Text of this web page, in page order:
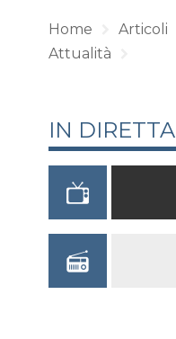
Home Articoli
Attualità
IN DIRETTA